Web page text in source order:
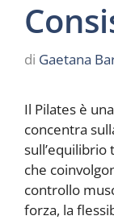
di Gaetana
Il Pilates è
concentra
sull’equilibrio
che
controllo
forza, la